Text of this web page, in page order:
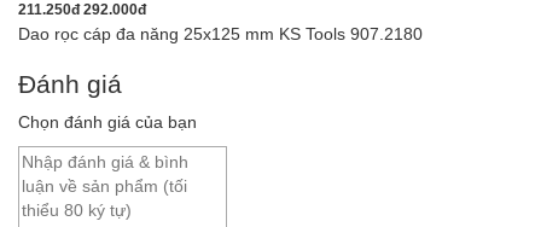
211.250đ292.000đ
Dao rọc cáp đa năng 25x125 mm KS Tools 907.2180
Đánh giá
Chọn đánh giá của bạn